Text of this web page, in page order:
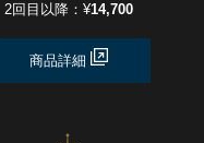
2回目以降：¥14,700
商品詳細